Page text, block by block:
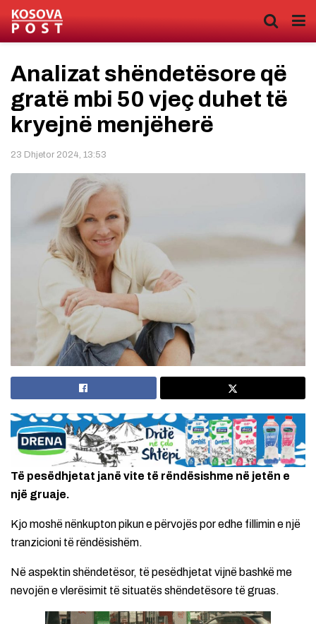
Analizat shëndetësore që
gratë mbi 50 vjeç duhet të
kryejnë menjëherë
23 Dhjetor 2024, 13:53
Të pesëdhjetat janë vite të rëndësishme në jetën e
një gruaje.
Kjo moshë nënkupton pikun e përvojës por edhe fillimin e një
tranzicioni të rëndësishëm.
Në aspektin shëndetësor, të pesëdhjetat vijnë bashkë me
nevojën e vlerësimit të situatës shëndetësore të gruas.